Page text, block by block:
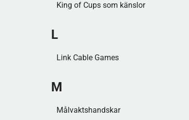
King of Cups som känslor
L
Link Cable Games
M
Målvaktshandskar​